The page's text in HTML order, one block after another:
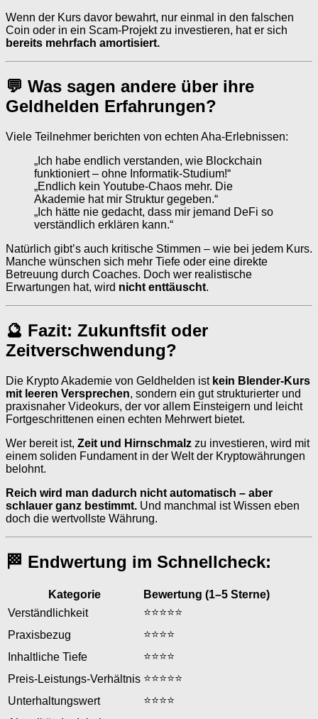
Wenn der Kurs davor bewahrt, nur einmal in den falschen
Coin oder in ein Scam-Projekt zu investieren, hat er sich
bereits mehrfach amortisiert.
💬 Was sagen andere über ihre
Geldhelden Erfahrungen?
Viele Teilnehmer berichten von echten Aha-Erlebnissen:
„Ich habe endlich verstanden, wie Blockchain
funktioniert – ohne Informatik-Studium!“
„Endlich kein Youtube-Chaos mehr. Die
Akademie hat mir Struktur gegeben.“
„Ich hätte nie gedacht, dass mir jemand DeFi so
verständlich erklären kann.“
Natürlich gibt’s auch kritische Stimmen – wie bei jedem Kurs.
Manche wünschen sich mehr Tiefe oder eine direkte
Betreuung durch Coaches. Doch wer realistische
Erwartungen hat, wird nicht enttäuscht.
🔮 Fazit: Zukunftsfit oder
Zeitverschwendung?
Die Krypto Akademie von Geldhelden ist kein Blender-Kurs
mit leeren Versprechen, sondern ein gut strukturierter und
praxisnaher Videokurs, der vor allem Einsteigern und leicht
Fortgeschrittenen einen echten Mehrwert bietet.
Wer bereit ist, Zeit und Hirnschmalz zu investieren, wird mit
einem soliden Fundament in der Welt der Kryptowährungen
belohnt.
Reich wird man dadurch nicht automatisch – aber
schlauer ganz bestimmt. Und manchmal ist Wissen eben
doch die wertvollste Währung.
🏁 Endwertung im Schnellcheck:
Kategorie
Bewertung (1–5 Sterne)
Verständlichkeit
⭐⭐⭐⭐⭐
Praxisbezug
⭐⭐⭐⭐
Inhaltliche Tiefe
⭐⭐⭐⭐
Preis-Leistungs-Verhältnis ⭐⭐⭐⭐⭐
Unterhaltungswert
⭐⭐⭐⭐